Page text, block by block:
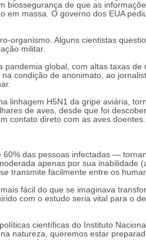
biossegurança de que as
massa. O governo dos EUA
organismo. Alguns cientistas
militar.
global, com altas taxas de
condição de anonimato, ao
linhagem H5N1 da gripe aviária,
de aves, desde que foi
contato direto com as aves doentes.
das pessoas infectadas —
apenas por sua inabilidade
transmite facilmente entre os
fácil do que se imaginava
com o estudo seria vital para o
científicas do Instituto
natureza, queremos estar